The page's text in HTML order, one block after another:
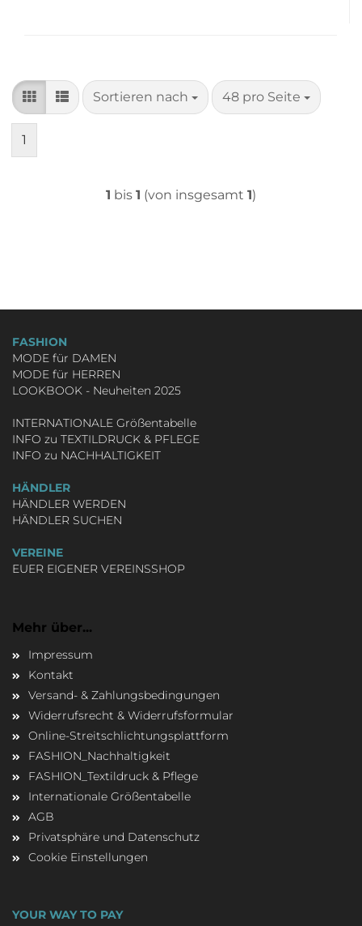
Sortieren nach
Sortieren nach 48 pro Seite
pro Seite
1
1 bis 1 (von insgesamt 1)
FASHION
MODE für DAMEN
MODE für HERREN
LOOKBOOK - Neuheiten 2025
INTERNATIONALE Größentabelle
INFO zu TEXTILDRUCK & PFLEGE
INFO zu NACHHALTIGKEIT
HÄNDLER
HÄNDLER WERDEN
HÄNDLER SUCHEN
VEREINE
EUER EIGENER VEREINSSHOP
Mehr über...
Impressum
Kontakt
Versand- & Zahlungsbedingungen
Widerrufsrecht & Widerrufsformular
Online-Streitschlichtungsplattform
FASHION_Nachhaltigkeit
FASHION_Textildruck & Pflege
Internationale Größentabelle
AGB
Privatsphäre und Datenschutz
Cookie Einstellungen
YOUR WAY TO PAY